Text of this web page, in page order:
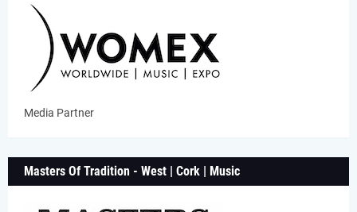
Media Partner
Masters Of Tradition - West | Cork | Music